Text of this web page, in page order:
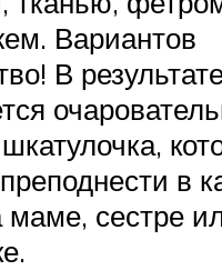
Вариантов
В
шкатулочка,
в
маме, сестре